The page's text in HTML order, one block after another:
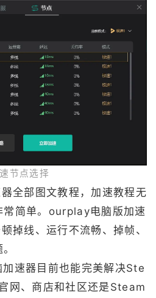
节点选择
全部图文教程，加速教程无
常简单。ourplay电脑版加速
掉线、运行不流畅、掉帧、
速器目前也能完美解决Ste
网、商店和社区还是Steam